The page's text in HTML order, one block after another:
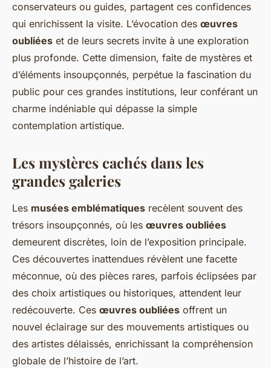
conservateurs ou guides, partagent ces confidences
qui enrichissent la visite. L’évocation des œuvres
oubliées et de leurs secrets invite à une exploration
plus profonde. Cette dimension, faite de mystères et
d’éléments insoupçonnés, perpétue la fascination du
public pour ces grandes institutions, leur conférant un
charme indéniable qui dépasse la simple
contemplation artistique.
Les mystères cachés dans les
grandes galeries
Les musées emblématiques recèlent souvent des
trésors insoupçonnés, où les œuvres oubliées
demeurent discrètes, loin de l’exposition principale.
Ces découvertes inattendues révèlent une facette
méconnue, où des pièces rares, parfois éclipsées par
des choix artistiques ou historiques, attendent leur
redécouverte. Ces œuvres oubliées offrent un
nouvel éclairage sur des mouvements artistiques ou
des artistes délaissés, enrichissant la compréhension
globale de l’histoire de l’art.